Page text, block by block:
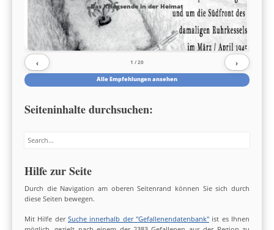
Das Kriegsende in der Heimat
‹ 1 / 20 ›
Alle Empfehlungen ansehen
Seiteninhalte durchsuchen:
Search
Hilfe zur Seite
Durch die Navigation am oberen Seitenrand können Sie sich durch
diese Seiten bewegen.
Mit Hilfe der Suche innerhalb der "Gefallenendatenbank" ist es Ihnen